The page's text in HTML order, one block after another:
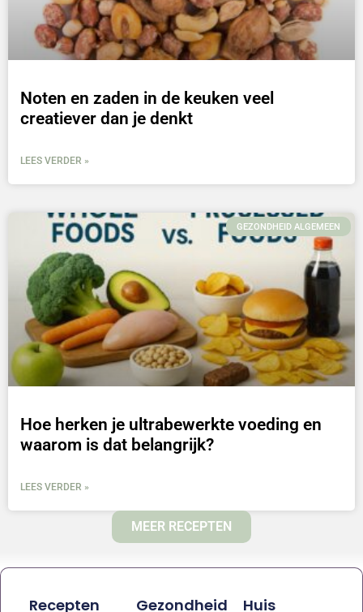
Noten en zaden in de keuken veel
creatiever dan je denkt
LEES VERDER »
GEZONDHEID ALGEMEEN
Hoe herken je ultrabewerkte voeding en
waarom is dat belangrijk?
LEES VERDER »
MEER RECEPTEN
Recepten
Gezondheid
Huis